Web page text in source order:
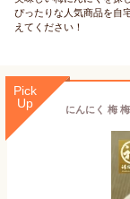
ぴったりな人気商品を自
えてください！
Pick
Up